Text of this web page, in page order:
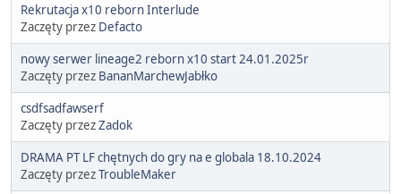
Rekrutacja x10 reborn Interlude
Zaczęty przez Defacto
nowy serwer lineage2 reborn x10 start 24.01.2025r
Zaczęty przez BananMarchewJabłko
csdfsadfawserf
Zaczęty przezZadok
DRAMA PT LF chętnych do gry na e globala 18.10.2024
Zaczęty przezTroubleMaker